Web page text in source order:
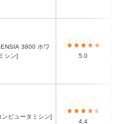
シン]
5.0
ピュータミシン]
4.4